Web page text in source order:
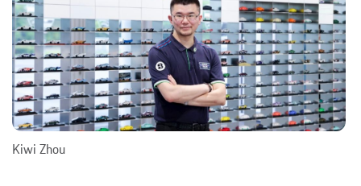
Kiwi Zhou